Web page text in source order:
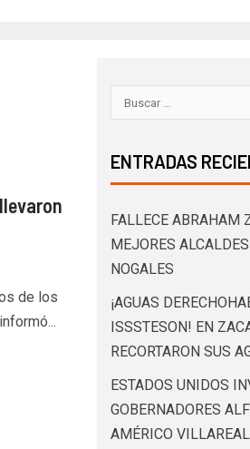
de los
ENTRADAS
FALLECE ABRAHAM
MEJORES
NOGALES
¡AGUAS
ISSSTESON! EN
RECORTARON SUS
ESTADOS UNIDOS
GOBERNADORES
AMÉRICO VILLAREAL